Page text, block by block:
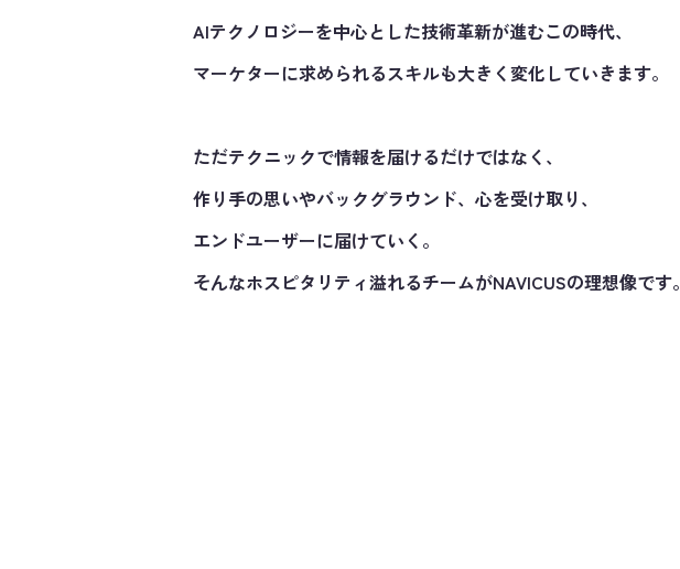
AIテクノロジーを中心とした技術革新が進むこの時代、
マーケターに求められるスキルも大きく変化していきます。
ただテクニックで情報を届けるだけではなく、
作り手の思いやバックグラウンド、心を受け取り、
エンドユーザーに届けていく。
そんなホスピタリティ溢れるチームがNAVICUSの理想像です。